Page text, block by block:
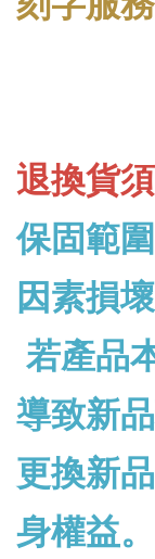
退換貨須
保固範
因素損壞
若產品
導致新
更換新
身權益。